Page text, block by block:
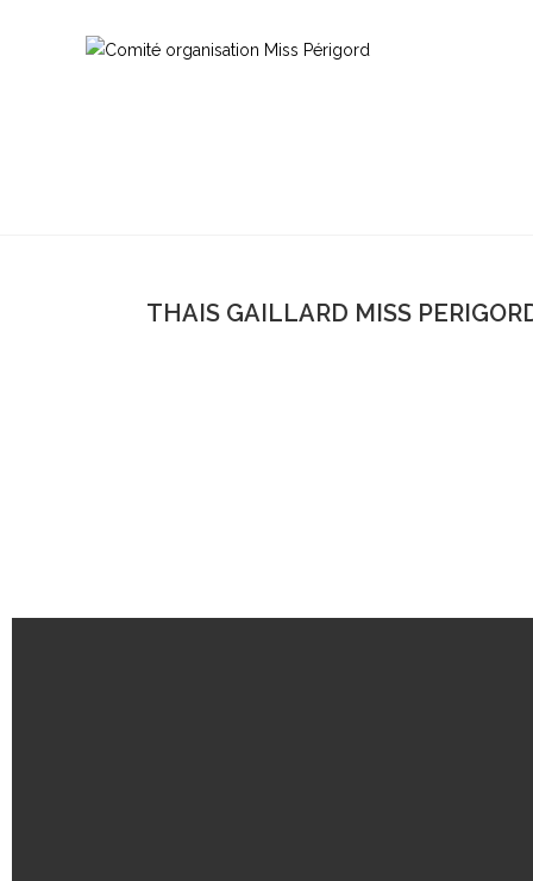
THAIS GAILLARD MISS